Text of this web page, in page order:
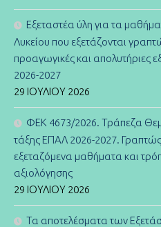
Εξεταστέα ύλη για τα
Λυκείου που εξετάζονται
προαγωγικές και απολυτήριες
2026-2027
29 ΙΟΥΛΊΟΥ 2026
ΦΕΚ 4673/2026. Τράπεζα
τάξης ΕΠΑΛ 2026-2027. Γραπτώς
εξεταζόμενα μαθήματα και
αξιολόγησης
29 ΙΟΥΛΊΟΥ 2026
Τα αποτελέσματα των